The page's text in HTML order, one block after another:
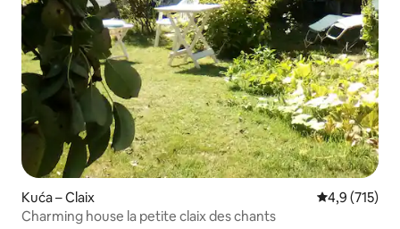
Kuća – Claix Prosječna
4,9 (715)
Charming house la petite claix des chants